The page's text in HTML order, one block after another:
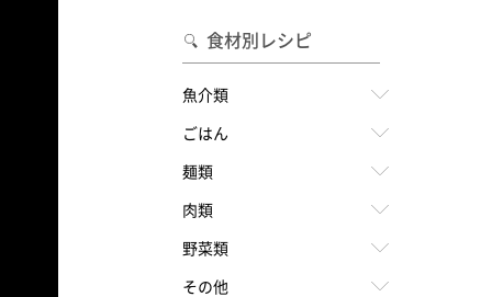
食材別レシピ
魚介類
ごはん
麺類
肉類
野菜類
その他